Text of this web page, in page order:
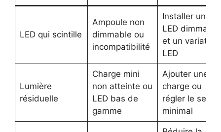
LED qui scintille
Ampoule non
dimmable ou
incompatibilité
Installer une
LED dimmable
et un variateur
LED
Lumière
résiduelle
Charge mini
non atteinte ou
LED bas de
gamme
Ajouter une
charge ou
régler le seuil
minimal